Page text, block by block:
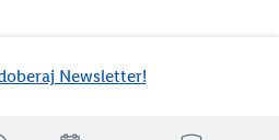
Newsletter!